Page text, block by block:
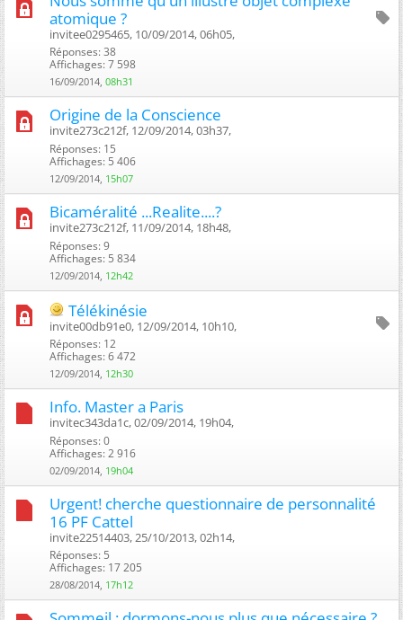
atomique ?
invitee0295465, 10/09/2014, 06h05, ‎
Réponses: 38
Affichages: 7 598
16/09/2014, 08h31
Origine de la Conscience
invite273c212f, 12/09/2014, 03h37, ‎
Réponses: 15
Affichages: 5 406
12/09/2014, 15h07
Bicaméralité ...Realite....?
invite273c212f, 11/09/2014, 18h48, ‎
Réponses: 9
Affichages: 5 834
12/09/2014, 12h42
Télékinésie
invite00db91e0, 12/09/2014, 10h10, ‎
Réponses: 12
Affichages: 6 472
12/09/2014, 12h30
Info. Master a Paris
invitec343da1c, 02/09/2014, 19h04, ‎
Réponses: 0
Affichages: 2 916
02/09/2014, 19h04
Urgent! cherche questionnaire de personnalité
16 PF Cattel
invite22514403, 25/10/2013, 02h14, ‎
Réponses: 5
Affichages: 17 205
28/08/2014, 17h12